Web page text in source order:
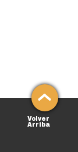
Volver
Arriba